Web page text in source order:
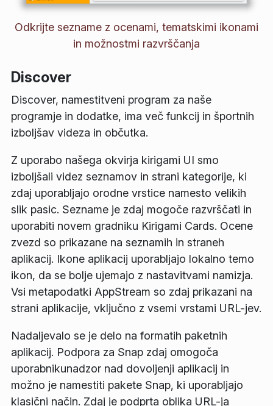
Odkrijte sezname z ocenami, tematskimi ikonami
in možnostmi razvrščanja
Discover
Discover, namestitveni program za naše
programje in dodatke, ima več funkcij in športnih
izboljšav videza in občutka.
Z uporabo našega okvirja kirigami UI smo
izboljšali videz seznamov in strani kategorije, ki
zdaj uporabljajo orodne vrstice namesto velikih
slik pasic. Sezname je zdaj mogoče razvrščati in
uporabiti novem gradniku Kirigami Cards. Ocene
zvezd so prikazane na seznamih in straneh
aplikacij. Ikone aplikacij uporabljajo lokalno temo
ikon, da se bolje ujemajo z nastavitvami namizja.
Vsi metapodatki AppStream so zdaj prikazani na
strani aplikacije, vključno z vsemi vrstami URL-jev.
Nadaljevalo se je delo na formatih paketnih
aplikacij. Podpora za Snap zdaj omogoča
uporabnikunadzor nad dovoljenji aplikacij in
možno je namestiti pakete Snap, ki uporabljajo
klasični način. Zdaj je podprta oblika URL-ja